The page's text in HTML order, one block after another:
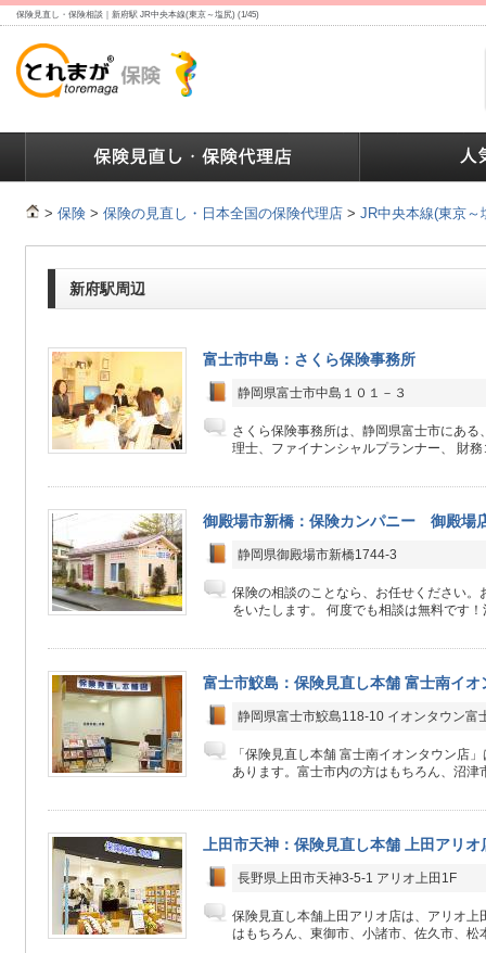
保険見直し・保険相談｜新府駅 JR中央本線(東京～塩尻) (1/45)
> 保険 > 保険の見直し・日本全国の保険代理店 > JR中央本線(東京～
新府駅周辺
富士市中島：さくら保険事務所
静岡県富士市中島１０１－３
さくら保険事務所は、静岡県富士市にあ
理士、ファイナンシャルプランナー、 財
御殿場市新橋：保険カンパニー 御殿場
静岡県御殿場市新橋1744-3
保険の相談のことなら、お任せください。
をいたします。 何度でも相談は無料です
富士市鮫島：保険見直し本舗 富士南イオ
静岡県富士市鮫島118-10 イオンタウン富
「保険見直し本舗 富士南イオンタウン店
あります。富士市内の方はもちろん、沼津
上田市天神：保険見直し本舗 上田アリオ
長野県上田市天神3-5-1 アリオ上田1F
保険見直し本舗上田アリオ店は、アリオ上
はもちろん、東御市、小諸市、佐久市、松